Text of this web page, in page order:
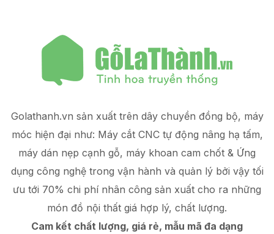
Golathanh.vn sản xuất trên dây chuyền đồng bộ, máy
móc hiện đại như: Máy cắt CNC tự động nâng hạ tấm,
máy dán nẹp cạnh gỗ, máy khoan cam chốt & Ứng
dụng công nghệ trong vận hành và quản lý bởi vậy tối
ưu tới 70% chi phí nhân công sản xuất cho ra những
món đồ nội thất giá hợp lý, chất lượng.
Cam kết chất lượng, giá rẻ, mẫu mã đa dạng